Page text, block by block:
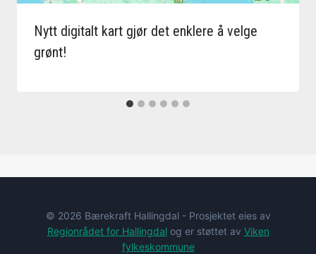
Nytt digitalt kart gjør det enklere å velge
grønt!
© 2026 Bærekraft Hallingdal - Prosjektet eies av
Regionrådet for Hallingdalog er støttet av Viken
fylkeskommune